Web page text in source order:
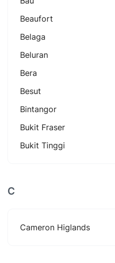
Beaufort
Belaga
Beluran
Bera
Besut
Bintangor
Bukit Fraser
Bukit Tinggi
C
Cameron Higlands